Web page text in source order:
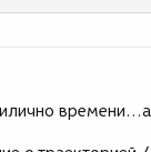
времени...а